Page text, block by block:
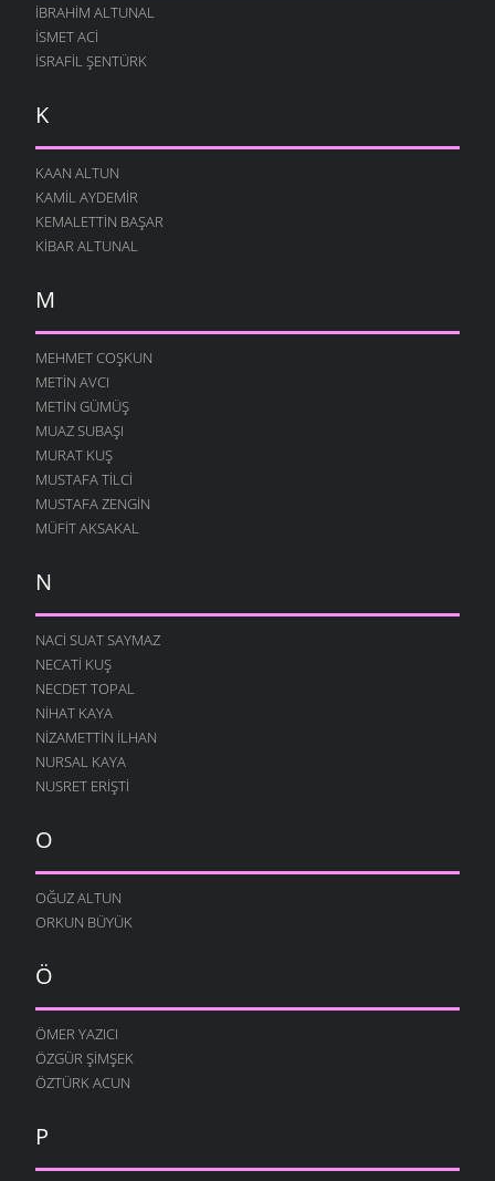
İBRAHIM ALTUNAL
İSMET ACI
İSRAFIL ŞENTÜRK
K
KAAN ALTUN
KAMIL AYDEMIR
KEMALETTIN BAŞAR
KIBAR ALTUNAL
M
MEHMET COŞKUN
METIN AVCI
METIN GÜMÜŞ
MUAZ SUBAŞI
MURAT KUŞ
MUSTAFA TILCI
MUSTAFA ZENGIN
MÜFIT AKSAKAL
N
NACI SUAT SAYMAZ
NECATI KUŞ
NECDET TOPAL
NIHAT KAYA
NIZAMETTIN İLHAN
NURSAL KAYA
NUSRET ERIŞTI
O
OĞUZ ALTUN
ORKUN BÜYÜK
Ö
ÖMER YAZICI
ÖZGÜR ŞIMŞEK
ÖZTÜRK ACUN
P